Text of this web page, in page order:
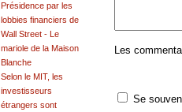
Les
Se
Présidence par les
lobbies financiers de
Wall Street - Le
mariole de la Maison
Blanche
Selon le MIT, les
investisseurs
étrangers sont